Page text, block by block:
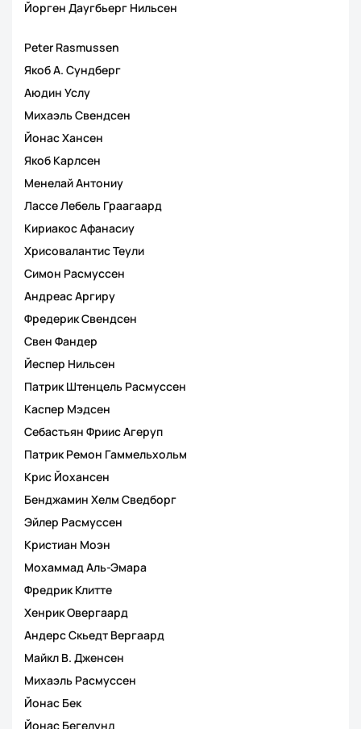
Йорген Даугбьерг Нильсен
Peter Rasmussen
Якоб А. Сундберг
Аюдин Услу
Михаэль Свендсен
Йонас Хансен
Якоб Карлсен
Менелай Антониу
Лассе Лебель Граагаард
Кириакос Афанасиу
Хрисовалантис Теули
Симон Расмуссен
Андреас Аргиру
Фредерик Свендсен
Свен Фандер
Йеспер Нильсен
Патрик Штенцель Расмуссен
Каспер Мэдсен
Себастьян Фриис Агеруп
Патрик Ремон Гаммельхольм
Крис Йохансен
Бенджамин Хелм Сведборг
Эйлер Расмуссен
Кристиан Моэн
Мохаммад Аль-Эмара
Фредрик Клитте
Хенрик Овергаард
Андерс Скьедт Вергаард
Майкл В. Дженсен
Михаэль Расмуссен
Йонас Бек
Йонас Бегелунд